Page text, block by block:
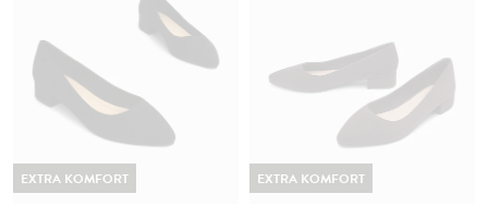
EXTRA KOMFORT EXTRA KOMFORT